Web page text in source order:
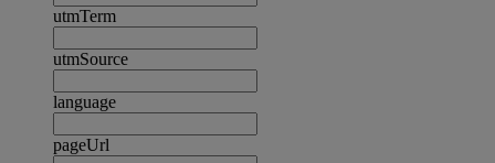
utmTerm
utmSource
language
pageUrl